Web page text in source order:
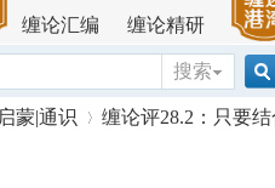
缠论汇编
缠论精研
搜索
搜
蒙|通识 缠论评28.2：只要